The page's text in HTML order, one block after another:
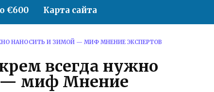
€600 Карта сайта
НАНОСИТЬ И ЗИМОЙ — МИФ МНЕНИЕ ЭКСПЕРТОВ
всегда нужно
— миф Мнение